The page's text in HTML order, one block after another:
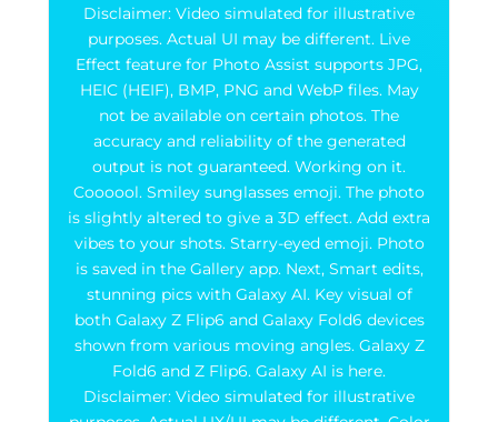
Disclaimer: Video simulated for illustrative
purposes. Actual UI may be different. Live
Effect feature for Photo Assist supports JPG,
HEIC (HEIF), BMP, PNG and WebP files. May
not be available on certain photos. The
accuracy and reliability of the generated
output is not guaranteed. Working on it.
Coooool. Smiley sunglasses emoji. The photo
is slightly altered to give a 3D effect. Add extra
vibes to your shots. Starry-eyed emoji. Photo
is saved in the Gallery app. Next, Smart edits,
stunning pics with Galaxy AI. Key visual of
both Galaxy Z Flip6 and Galaxy Fold6 devices
shown from various moving angles. Galaxy Z
Fold6 and Z Flip6. Galaxy AI is here.
Disclaimer: Video simulated for illustrative